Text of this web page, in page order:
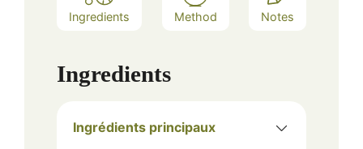
Ingredients Method Notes
Ingredients
Ingrédients principaux